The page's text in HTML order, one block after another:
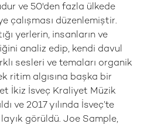
ve 50'den fazla ülkede
çalışması düzenlemiştir.
yerlerin, insanların ve
analiz edip, kendi davul
sesleri ve temaları organik
ritim algısına başka bir
İkiz İsveç Kraliyet Müzik
ve 2017 yılında İsveç’te
layık görüldü. Joe Sample,